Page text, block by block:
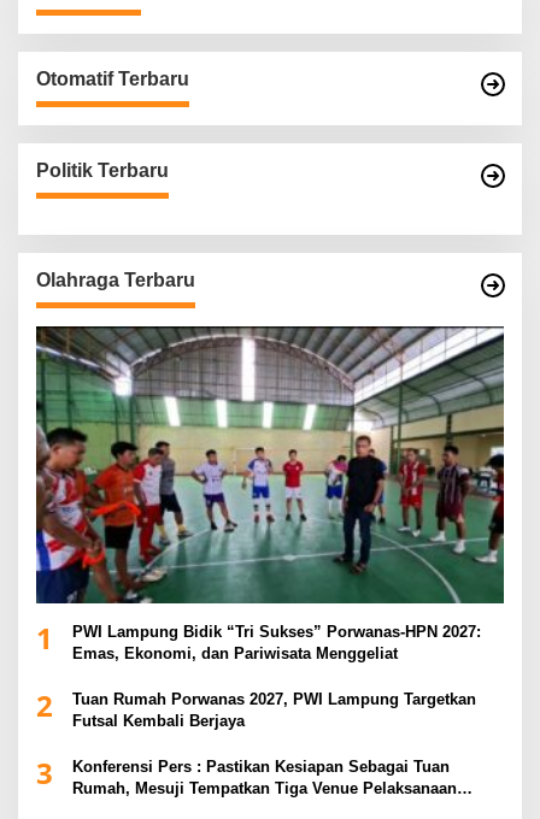
Otomatif Terbaru
Politik Terbaru
Olahraga Terbaru
1
PWI Lampung Bidik “Tri Sukses” Porwanas-HPN 2027:
Emas, Ekonomi, dan Pariwisata Menggeliat
2
Tuan Rumah Porwanas 2027, PWI Lampung Targetkan
Futsal Kembali Berjaya
3
Konferensi Pers : Pastikan Kesiapan Sebagai Tuan
Rumah, Mesuji Tempatkan Tiga Venue Pelaksanaan